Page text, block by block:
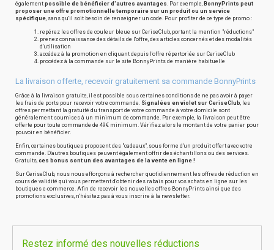
également possible de bénéficier d'autres avantages. Par exemple, BonnyPrints peut
proposer une offre promotionnelle temporaire sur un produit ou un service
spécifique, sans qu'il soit besoin de renseigner un code. Pour profiter de ce type de promo :
repérez les offres de couleur bleue sur CeriseClub, portant la mention "réductions"
prenez connaissance des détails de l'offre, des articles concernés et des modalités
d'utilisation
accédez à la promotion en cliquant depuis l'offre répertoriée sur CeriseClub
procédez à la commande sur le site BonnyPrints de manière habituelle
La livraison offerte, recevoir gratuitement sa commande BonnyPrints
Grâce à la livraison gratuite, il est possible sous certaines conditions de ne pas avoir à payer
les frais de ports pour recevoir votre commande. Signalées en violet sur CeriseClub, les
offres permettant la gratuité du transport de votre commande à votre domicile sont
généralement soumises à un minimum de commande. Par exemple, la livraison peut être
offerte pour toute commande de 49€ minimum. Vérifiez alors le montant de votre panier pour
pouvoir en bénéficier.
Enfin, certaines boutiques proposent des "cadeaux", sous forme d'un produit offert avec votre
commande. D'autres boutiques peuvent également offrir des échantillons ou des services.
Gratuits, ces bonus sont un des avantages de la vente en ligne !
Sur CeriseClub, nous nous efforçons à rechercher quotidiennement les offres de réduction en
cours de validité qui vous permettent d'obtenir des rabais pour vos achats en ligne sur les
boutiques e-commerce. Afin de recevoir les nouvelles offres BonnyPrints ainsi que des
promotions exclusives, n'hésitez pas à vous inscrire à la newsletter.
Restez informé des nouvelles réductions